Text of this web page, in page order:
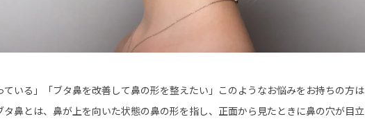
ている」「ブタ鼻を改善して鼻の形を整えたい」このようなお悩みをお持ちの方は
タ鼻とは、鼻が上を向いた状態の鼻の形を指し、正面から見たときに鼻の穴が目